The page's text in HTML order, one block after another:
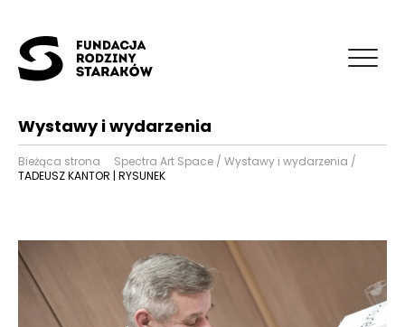
Wystawy i wydarzenia
Bieżąca strona Spectra Art Space / Wystawy i wydarzenia /
TADEUSZ KANTOR | RYSUNEK